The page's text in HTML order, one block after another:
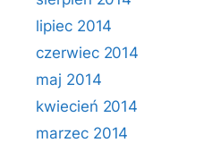
lipiec 2014
czerwiec 2014
maj 2014
kwiecień 2014
marzec 2014